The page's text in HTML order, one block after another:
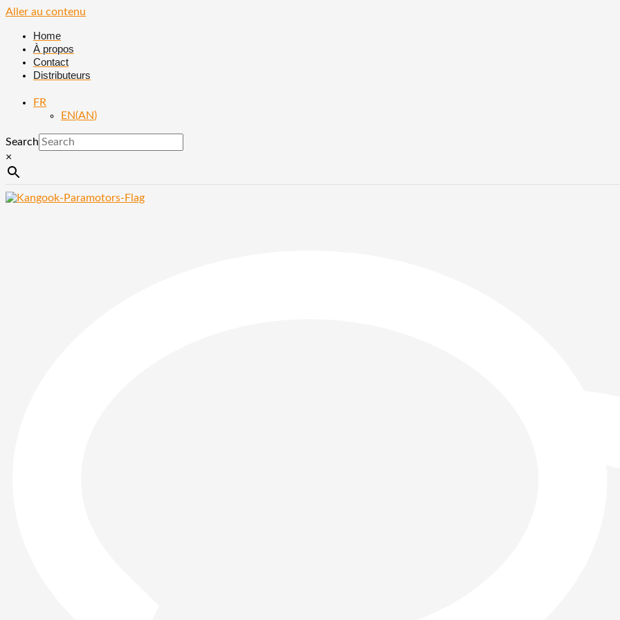
Aller au contenu
Home
À propos
Contact
Distributeurs
FR
EN(AN)
Search
×